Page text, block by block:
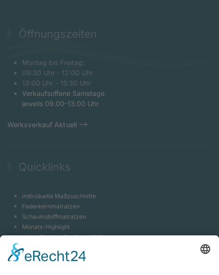
Öffnungszeiten
Montag bis Freitag:
09:30 Uhr - 12:00 Uhr
13:00 Uhr - 15:30 Uhr
Verkaufsoffene Samstage
jeweils 09.00-13.00 Uhr
Werksverkauf Aktuell
Quicklinks
individuelle Maßzuschnitte
Federkernmatratzen
Schaumstoffmatratzen
Monats-Highlight
neues Produkt EvoPore HRC
Massivholzbett Shiva
Luxeriöses Hotelbett